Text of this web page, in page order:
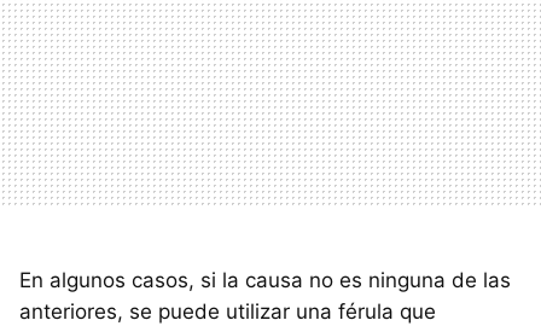
En algunos casos, si la causa no es ninguna de las
anteriores, se puede utilizar una férula que